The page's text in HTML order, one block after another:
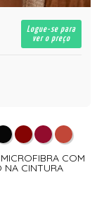
Logue-se para
ver o preço
COM
NA CINTURA